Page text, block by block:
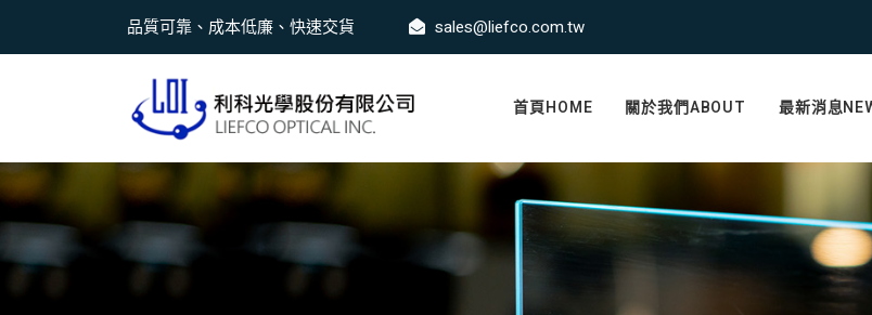
品質可靠、成本低廉、快速交貨 sales@liefco.com.tw
首頁HOME 關於我們ABOUT 最新消息